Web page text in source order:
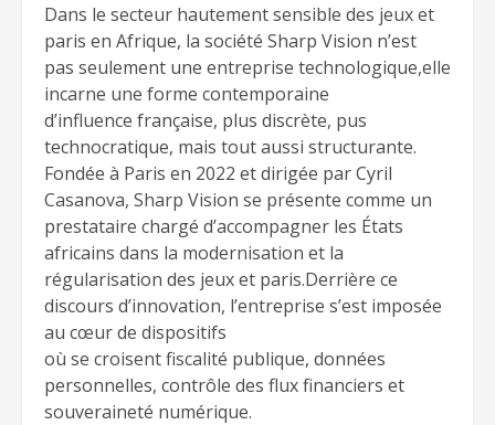
Dans le secteur hautement sensible des jeux et
paris en Afrique, la société Sharp Vision n’est
pas seulement une entreprise technologique,elle
incarne une forme contemporaine
d’influence française, plus discrète, pus
technocratique, mais tout aussi structurante.
Fondée à Paris en 2022 et dirigée par Cyril
Casanova, Sharp Vision se présente comme un
prestataire chargé d’accompagner les États
africains dans la modernisation et la
régularisation des jeux et paris.Derrière ce
discours d’innovation, l’entreprise s’est imposée
au cœur de dispositifs
où se croisent fiscalité publique, données
personnelles, contrôle des flux financiers et
souveraineté numérique.